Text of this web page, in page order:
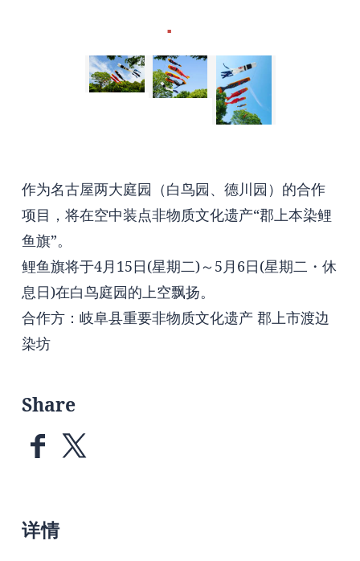
作为名古屋两大庭园（白鸟园、德川园）的合作
项目，将在空中装点非物质文化遗产“郡上本染鲤
鱼旗”。
鲤鱼旗将于4月15日(星期二)～5月6日(星期二・休
息日)在白鸟庭园的上空飘扬。
合作方：岐阜县重要非物质文化遗产 郡上市渡边
染坊
Share
详情